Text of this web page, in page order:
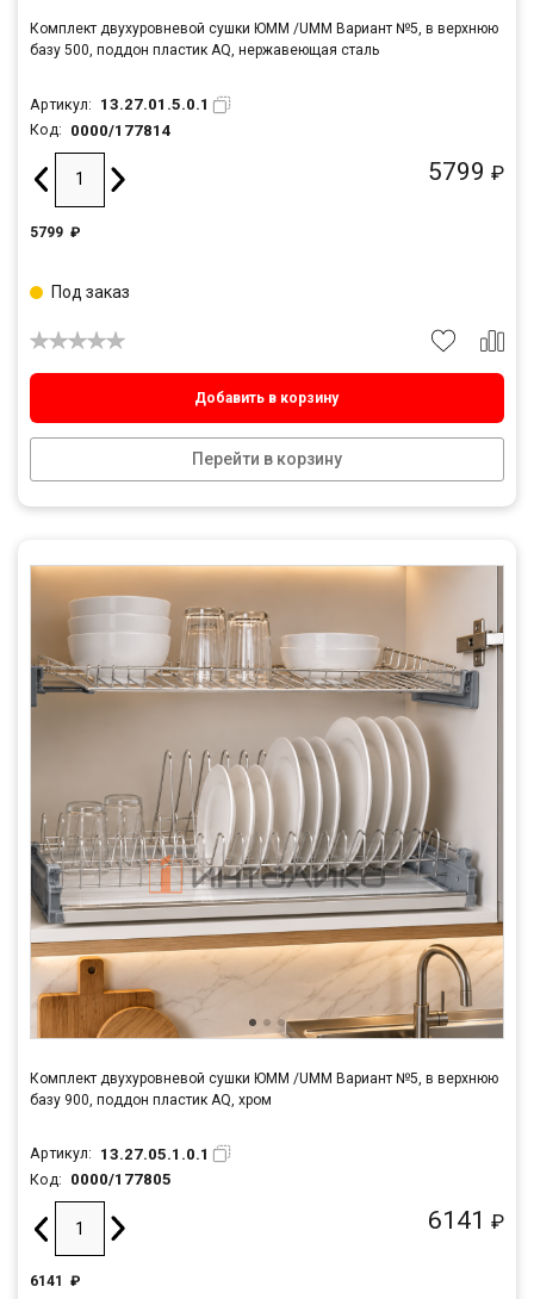
Комплект двухуровневой сушки ЮММ /UMM Вариант №5, в верхнюю
базу 500, поддон пластик AQ, нержавеющая сталь
Артикул: 13.27.01.5.0.1
Код: 0000/177814
5799 ₽
5799 ₽
Добавить в корзину
Перейти в корзину
Под заказ
Комплект двухуровневой сушки ЮММ /UMM Вариант №5, в верхнюю
базу 900, поддон пластик AQ, хром
Артикул: 13.27.05.1.0.1
Код: 0000/177805
6141 ₽
6141 ₽